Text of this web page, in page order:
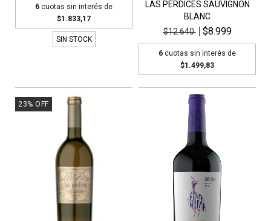
6 cuotas sin interés de
$1.833,17
SIN STOCK
LAS PERDICES SAUVIGNON
BLANC
$12.640
$8.999
6 cuotas sin interés de
$1.499,83
23% OFF